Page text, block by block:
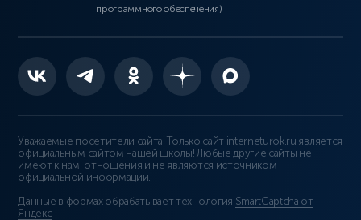
программного обеспечения)
Уважаемые посетители сайта! Только сайт interneturok.ru является
официальным сайтом нашей школы! Любые другие сайты не
имеют к нам отношения и не являются источником
официальной информации.
Данные в формах обрабатывает технология SmartCaptcha от
Яндекс